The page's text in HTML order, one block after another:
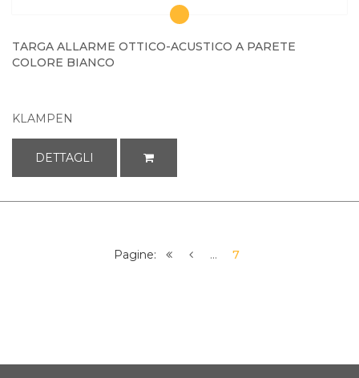
TARGA ALLARME OTTICO-ACUSTICO A PARETE
COLORE BIANCO
KLAMPEN
DETTAGLI
Pagine: ... 7